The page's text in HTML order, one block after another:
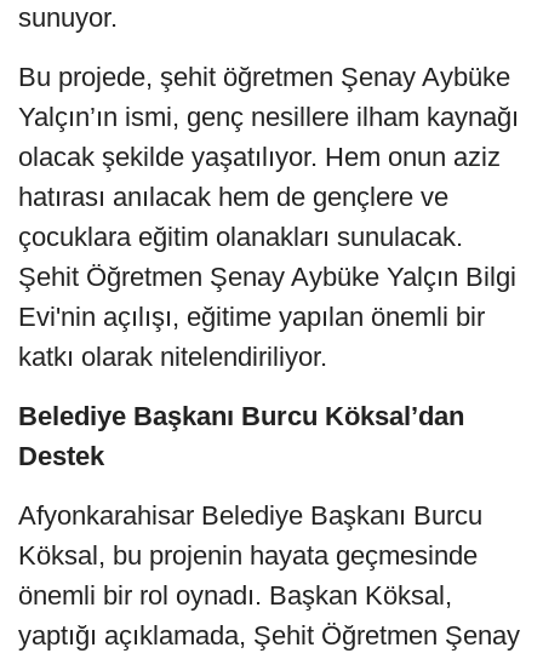
sunuyor.
Bu projede, şehit öğretmen Şenay Aybüke
Yalçın’ın ismi, genç nesillere ilham kaynağı
olacak şekilde yaşatılıyor. Hem onun aziz
hatırası anılacak hem de gençlere ve
çocuklara eğitim olanakları sunulacak.
Şehit Öğretmen Şenay Aybüke Yalçın Bilgi
Evi'nin açılışı, eğitime yapılan önemli bir
katkı olarak nitelendiriliyor.
Belediye Başkanı Burcu Köksal’dan
Destek
Afyonkarahisar Belediye Başkanı Burcu
Köksal, bu projenin hayata geçmesinde
önemli bir rol oynadı. Başkan Köksal,
yaptığı açıklamada, Şehit Öğretmen Şenay